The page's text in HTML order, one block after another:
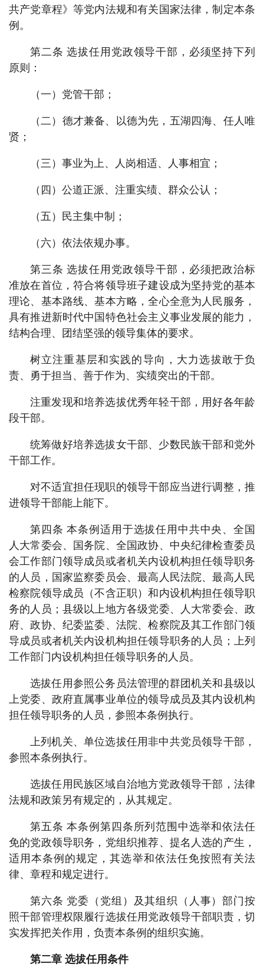
共产党章程》等党内法规和有关国家法律，制定本条
例。
第二条 选拔任用党政领导干部，必须坚持下列
原则：
（一）党管干部；
（二）德才兼备、以德为先，五湖四海、任人唯
贤；
（三）事业为上、人岗相适、人事相宜；
（四）公道正派、注重实绩、群众公认；
（五）民主集中制；
（六）依法依规办事。
第三条 选拔任用党政领导干部，必须把政治标
准放在首位，符合将领导班子建设成为坚持党的基本
理论、基本路线、基本方略，全心全意为人民服务，
具有推进新时代中国特色社会主义事业发展的能力，
结构合理、团结坚强的领导集体的要求。
树立注重基层和实践的导向，大力选拔敢于负
责、勇于担当、善于作为、实绩突出的干部。
注重发现和培养选拔优秀年轻干部，用好各年龄
段干部。
统筹做好培养选拔女干部、少数民族干部和党外
干部工作。
对不适宜担任现职的领导干部应当进行调整，推
进领导干部能上能下。
第四条 本条例适用于选拔任用中共中央、全国
人大常委会、国务院、全国政协、中央纪律检查委员
会工作部门领导成员或者机关内设机构担任领导职务
的人员，国家监察委员会、最高人民法院、最高人民
检察院领导成员（不含正职）和内设机构担任领导职
务的人员；县级以上地方各级党委、人大常委会、政
府、政协、纪委监委、法院、检察院及其工作部门领
导成员或者机关内设机构担任领导职务的人员；上列
工作部门内设机构担任领导职务的人员。
选拔任用参照公务员法管理的群团机关和县级以
上党委、政府直属事业单位的领导成员及其内设机构
担任领导职务的人员，参照本条例执行。
上列机关、单位选拔任用非中共党员领导干部，
参照本条例执行。
选拔任用民族区域自治地方党政领导干部，法律
法规和政策另有规定的，从其规定。
第五条 本条例第四条所列范围中选举和依法任
免的党政领导职务，党组织推荐、提名人选的产生，
适用本条例的规定，其选举和依法任免按照有关法
律、章程和规定进行。
第六条 党委（党组）及其组织（人事）部门按
照干部管理权限履行选拔任用党政领导干部职责，切
实发挥把关作用，负责本条例的组织实施。
第二章 选拔任用条件